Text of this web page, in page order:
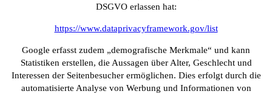
DSGVO erlassen hat:
https://www.dataprivacyframework.gov/list
Google erfasst zudem „demografische Merkmale“ und kann
Statistiken erstellen, die Aussagen über Alter, Geschlecht und
Interessen der Seitenbesucher ermöglichen. Dies erfolgt durch die
automatisierte Analyse von Werbung und Informationen von